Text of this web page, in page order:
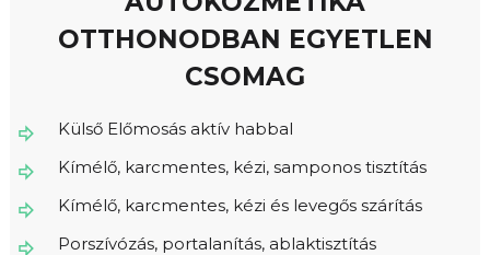
OTTHONODBAN EGYETLEN
CSOMAG
Külső Előmosás aktív habbal
Kímélő, karcmentes, kézi, samponos tisztítás
Kímélő, karcmentes, kézi és levegős szárítás
Porszívózás, portalanítás, ablaktisztítás